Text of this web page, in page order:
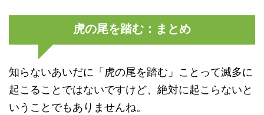
虎の尾を踏む：まとめ
知らないあいだに「虎の尾を踏む」ことって滅多に
起こることではないですけど、絶対に起こらないと
いうことでもありませんね。